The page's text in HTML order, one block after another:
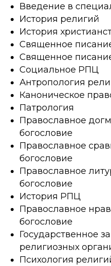
Введение в
История религий
История
Священное
Священное
Социальное РПЦ
Антропология
Каноническое
Патрология
Православное
богословие
Православное
богословие
Православное
богословие
История РПЦ
Православное
богословие
Государственное
религиозных
Психология